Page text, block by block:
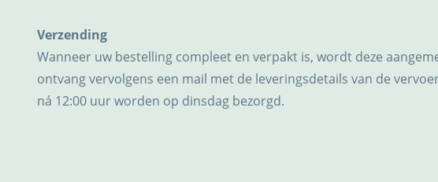
Verzending
Wanneer uw bestelling compleet en verpakt is, wordt deze
ontvang vervolgens een mail met de leveringsdetails van de
ná 12:00 uur worden op dinsdag bezorgd.